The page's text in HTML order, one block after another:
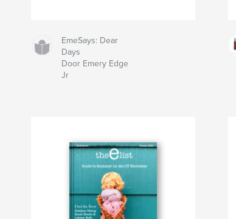
EmeSays: Dear
Days
Door Emery Edge
Jr